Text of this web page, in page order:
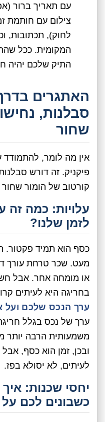
עם תאריך ברור
צילום עם חותמת
לחוק), תכתובות,
המקומית. ככל
התיק שלכם יהיה
האתגרים
סבלנות,
שחור
אין מה לומר, להתמודד
פיקניק. זה דורש
קורטוב של הומור
עלויות: כמה זה
לזמן שלנו?
כסף הוא תמיד פקטור.
מעט. שכר טרחת עורך
או מומחה אחר. אבל
בחריגה היא לעיתים
ערך הנכס שלכם ועל
ערך של נכס בגלל
משמעותית הרבה יותר
ובכן, זמן הוא כסף,
לעיתים, לא יסולא בפז.
יחסי שכנות:
כשבונים לכם